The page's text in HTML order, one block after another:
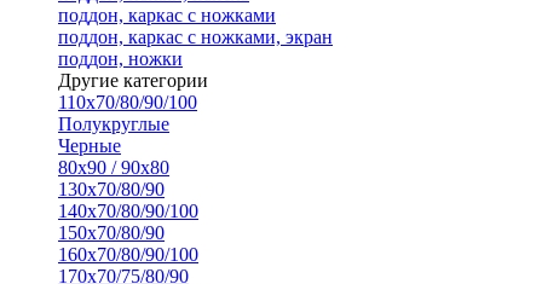
поддон, каркас с ножками
поддон, каркас с ножками, экран
поддон, ножки
Другие категории
110х70/80/90/100
Полукруглые
Черные
80х90 / 90х80
130х70/80/90
140х70/80/90/100
150х70/80/90
160х70/80/90/100
170х70/75/80/90